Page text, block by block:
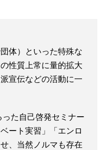
体）といった特殊な
性質上常に量的拡大
宣伝などの活動に一
た自己啓発セミナー
ート実習」「エンロ
、当然ノルマも存在